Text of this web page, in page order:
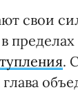
свои
.